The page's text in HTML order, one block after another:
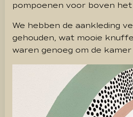
pompoenen voor boven het
We hebben de aankleding
gehouden, wat mooie
waren genoeg om de